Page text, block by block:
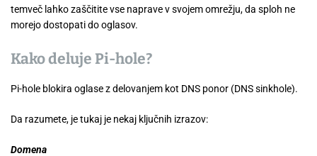
temveč lahko zaščitite vse naprave v svojem omrežju, da sploh ne
morejo dostopati do oglasov.
Kako deluje Pi-hole?
Pi-hole blokira oglase z delovanjem kot DNS ponor (DNS sinkhole).
Da razumete, je tukaj je nekaj ključnih izrazov:
Domena